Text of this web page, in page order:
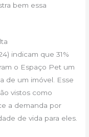
bem essa
indicam que 31%
o Espaço Pet um
de um imóvel. Esse
vistos como
a demanda por
de vida para eles.